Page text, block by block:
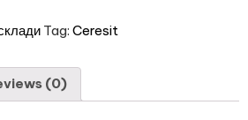
Tag: Ceresit
(0)